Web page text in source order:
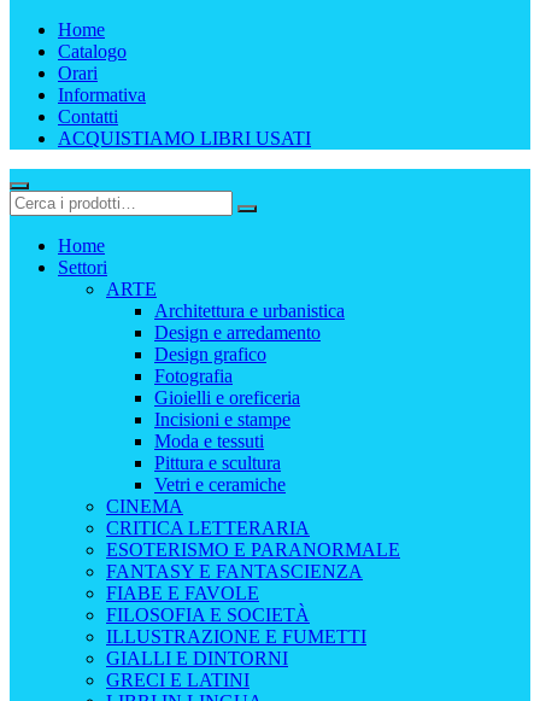
Home
Catalogo
Orari
Informativa
Contatti
ACQUISTIAMO LIBRI USATI
Home
Settori
ARTE
Architettura e urbanistica
Design e arredamento
Design grafico
Fotografia
Gioielli e oreficeria
Incisioni e stampe
Moda e tessuti
Pittura e scultura
Vetri e ceramiche
CINEMA
CRITICA LETTERARIA
ESOTERISMO E PARANORMALE
FANTASY E FANTASCIENZA
FIABE E FAVOLE
FILOSOFIA E SOCIETÀ
ILLUSTRAZIONE E FUMETTI
GIALLI E DINTORNI
GRECI E LATINI